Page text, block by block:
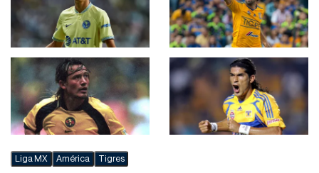
Liga MX América Tigres